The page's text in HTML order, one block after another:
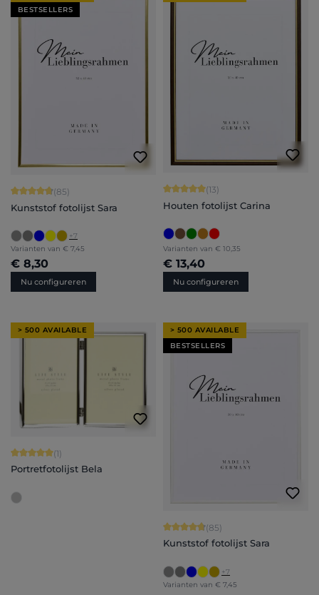
BESTSELLERS
Gemiddelde waardering van 4.71 van 5 sterren
(85)
Kunststof fotolijst Sara
+7
Varianten van € 7,45
€ 8,30
Nu configureren
Gemiddelde waardering van 5 van 5
(13)
Houten fotolijst Carina
Varianten van € 10,35
€ 13,40
Nu configureren
> 500 AVAILABLE
Gemiddelde waardering van 5 van 5 sterren
(1)
Portretfotolijst Bela
> 500 AVAILABLE
BESTSELLERS
Gemiddelde waardering van 4.71
(85)
Kunststof fotolijst Sara
+7
Varianten van € 7,45